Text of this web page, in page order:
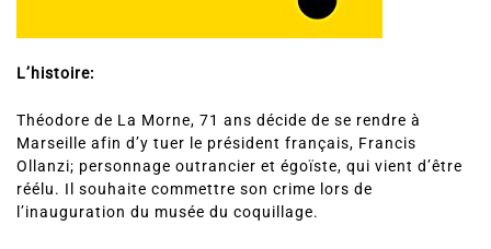
L’histoire:
Théodore de La Morne, 71 ans décide de se rendre à
Marseille afin d’y tuer le président français, Francis
Ollanzi; personnage outrancier et égoïste, qui vient d’être
réélu. Il souhaite commettre son crime lors de
l’inauguration du musée du coquillage.